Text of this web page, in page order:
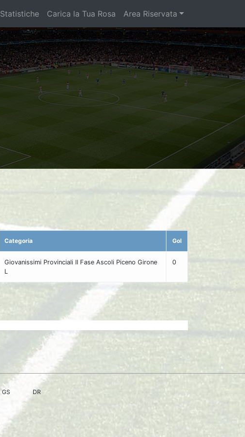
Statistiche Carica la Tua Rosa Area Riservata
Categoria Gol
Giovanissimi Provinciali II Fase Ascoli Piceno Girone
L
0
GS DR